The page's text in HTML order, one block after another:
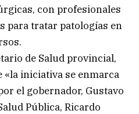
con profesionales
para tratar patologías en
de Salud provincial,
«la iniciativa se enmarca
el gobernador, Gustavo
Pública, Ricardo